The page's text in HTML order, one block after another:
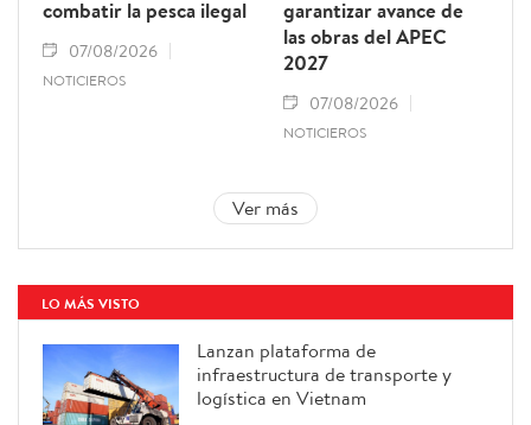
combatir la pesca ilegal
07/08/2026
NOTICIEROS
garantizar avance de
las obras del APEC
2027
07/08/2026
NOTICIEROS
Ver más
LO MÁS VISTO
Lanzan plataforma de
infraestructura de transporte y
logística en Vietnam